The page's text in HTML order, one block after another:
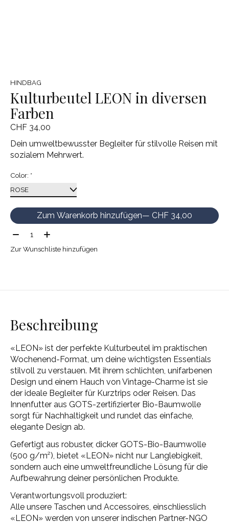
HINDBAG
Kulturbeutel LEON in diversen
Farben
CHF 34,00
Dein umweltbewusster Begleiter für stilvolle Reisen mit
sozialem Mehrwert.
Color: *
Zum Warenkorb hinzufügen
— CHF 34,00
Menge:
Zur Wunschliste hinzufügen
Beschreibung
«LEON» ist der perfekte Kulturbeutel im praktischen
Wochenend-Format, um deine wichtigsten Essentials
stilvoll zu verstauen. Mit ihrem schlichten, unifarbenen
Design und einem Hauch von Vintage-Charme ist sie
der ideale Begleiter für Kurztrips oder Reisen. Das
Innenfutter aus GOTS-zertifizierter Bio-Baumwolle
sorgt für Nachhaltigkeit und rundet das einfache,
elegante Design ab.
Gefertigt aus robuster, dicker GOTS-Bio-Baumwolle
(500 g/m²), bietet «LEON» nicht nur Langlebigkeit,
sondern auch eine umweltfreundliche Lösung für die
Aufbewahrung deiner persönlichen Produkte.
Verantwortungsvoll produziert:
Alle unsere Taschen und Accessoires, einschliesslich
«LEON» werden von unserer indischen Partner-NGO